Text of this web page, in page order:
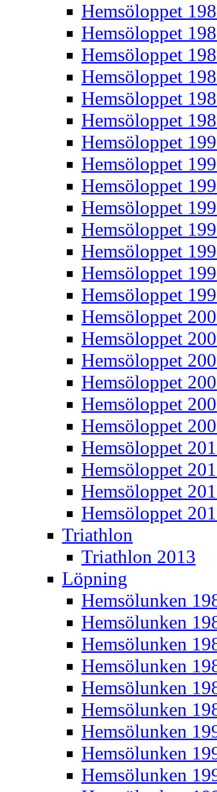
Hemsöloppet
Hemsöloppet
Hemsöloppet
Hemsöloppet
Hemsöloppet
Hemsöloppet
Hemsöloppet
Hemsöloppet
Hemsöloppet
Hemsöloppet
Hemsöloppet
Hemsöloppet
Hemsöloppet
Hemsöloppet
Hemsöloppet
Hemsöloppet
Hemsöloppet
Hemsöloppet
Hemsöloppet
Hemsöloppet
Hemsöloppet
Hemsöloppet
Hemsöloppet
Hemsöloppet
Triathlon
Triathlon 2013
Löpning
Hemsölunken
Hemsölunken
Hemsölunken
Hemsölunken
Hemsölunken
Hemsölunken
Hemsölunken
Hemsölunken
Hemsölunken